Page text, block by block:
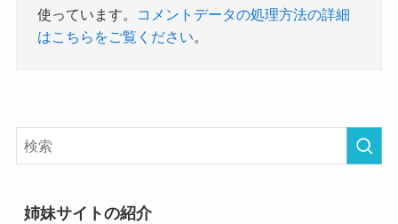
使っています。
コメントデータの処理方法の詳細
はこちらをご覧ください。
姉妹サイトの紹介